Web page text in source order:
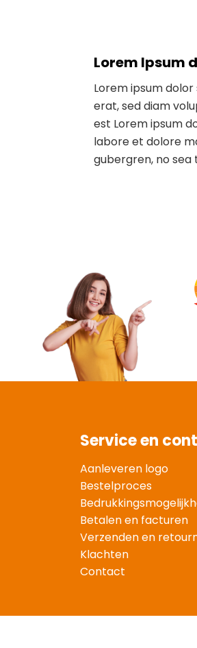
Lorem Ipsum
Lorem ipsum
erat, sed diam
est Lorem ipsum
labore et dolore
gubergren, no
Service en
Aanleveren logo
Bestelproces
Betalen en facturen
Verzenden en
Klachten
Contact